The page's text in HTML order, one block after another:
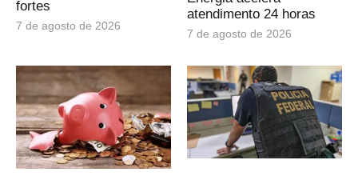
fortes
7 de agosto de 2026
atendimento 24 horas
7 de agosto de 2026